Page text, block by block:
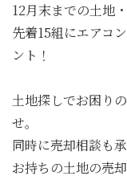
12月末までの土地
先着15組にエアコ
ント！
土地探しでお困り
せ。
同時に売却相談も
お持ちの土地の売